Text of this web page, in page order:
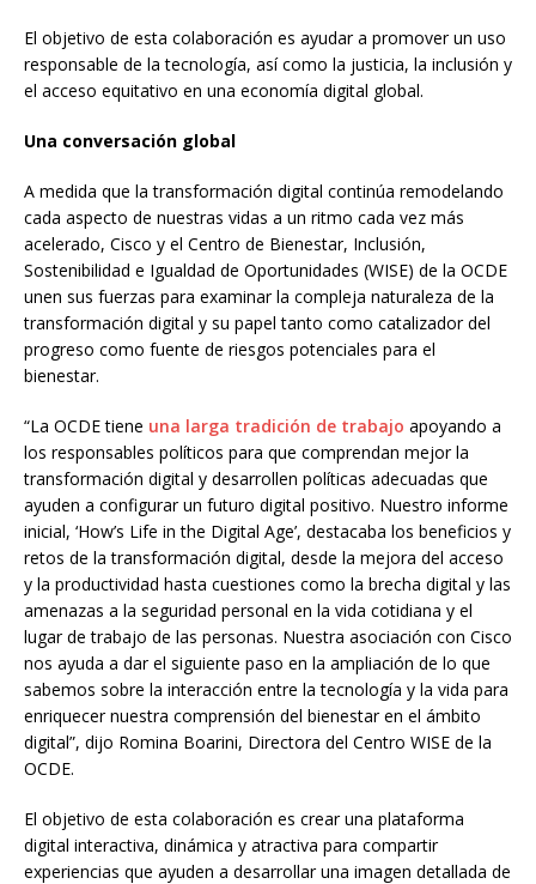
El objetivo de esta colaboración es ayudar a promover un uso
responsable de la tecnología, así como la justicia, la inclusión y
el acceso equitativo en una economía digital global.
Una conversación global
A medida que la transformación digital continúa remodelando
cada aspecto de nuestras vidas a un ritmo cada vez más
acelerado, Cisco y el Centro de Bienestar, Inclusión,
Sostenibilidad e Igualdad de Oportunidades (WISE) de la OCDE
unen sus fuerzas para examinar la compleja naturaleza de la
transformación digital y su papel tanto como catalizador del
progreso como fuente de riesgos potenciales para el
bienestar.
“La OCDE tiene una larga tradición de trabajo apoyando a
los responsables políticos para que comprendan mejor la
transformación digital y desarrollen políticas adecuadas que
ayuden a configurar un futuro digital positivo. Nuestro informe
inicial, ‘How’s Life in the Digital Age’, destacaba los beneficios y
retos de la transformación digital, desde la mejora del acceso
y la productividad hasta cuestiones como la brecha digital y las
amenazas a la seguridad personal en la vida cotidiana y el
lugar de trabajo de las personas. Nuestra asociación con Cisco
nos ayuda a dar el siguiente paso en la ampliación de lo que
sabemos sobre la interacción entre la tecnología y la vida para
enriquecer nuestra comprensión del bienestar en el ámbito
digital”, dijo Romina Boarini, Directora del Centro WISE de la
OCDE.
El objetivo de esta colaboración es crear una plataforma
digital interactiva, dinámica y atractiva para compartir
experiencias que ayuden a desarrollar una imagen detallada de